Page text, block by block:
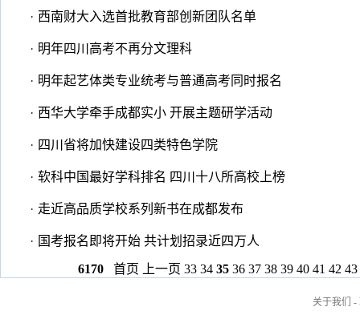
· 西南财大入选首批教育部创新团队名单
· 明年四川高考不再分文理科
· 明年起艺体类专业统考与普通高考同时报名
· 西华大学牵手成都实小 开展主题研学活动
· 四川省将加快建设四类特色学院
· 软科中国最好学科排名 四川十八所高校上榜
· 走近高品质学校系列新书在成都发布
· 国考报名即将开始 共计划招录近四万人
6170 首页 上一页 33 34 35 36 37 38 39 40 41 42 43
关于我们 -